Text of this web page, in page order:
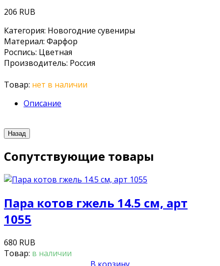
206 RUB
Категория: Новогодние сувениры
Материал: Фарфор
Роспись: Цветная
Производитель: Россия
Товар: нет в наличии
Описание
Сопутствующие товары
Пара котов гжель 14.5 см, арт
1055
680 RUB
Товар: в наличии